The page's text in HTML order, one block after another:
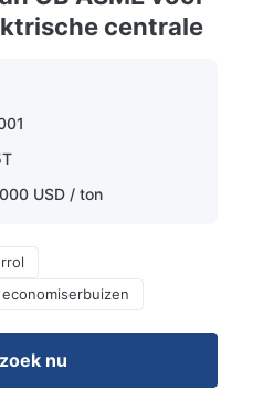
centrale
USD / ton
economiserbuizen
nu